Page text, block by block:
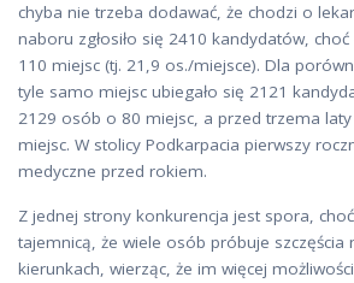
chyba nie trzeba dodawać, że chodzi o
naboru zgłosiło się 2410 kandydatów,
110 miejsc (tj. 21,9 os./miejsce). Dla
tyle samo miejsc ubiegało się 2121
2129 osób o 80 miejsc, a przed trzema
miejsc. W stolicy Podkarpacia pierwszy
medyczne przed rokiem.
Z jednej strony konkurencja jest spora,
tajemnicą, że wiele osób próbuje szczęścia
kierunkach, wierząc, że im więcej